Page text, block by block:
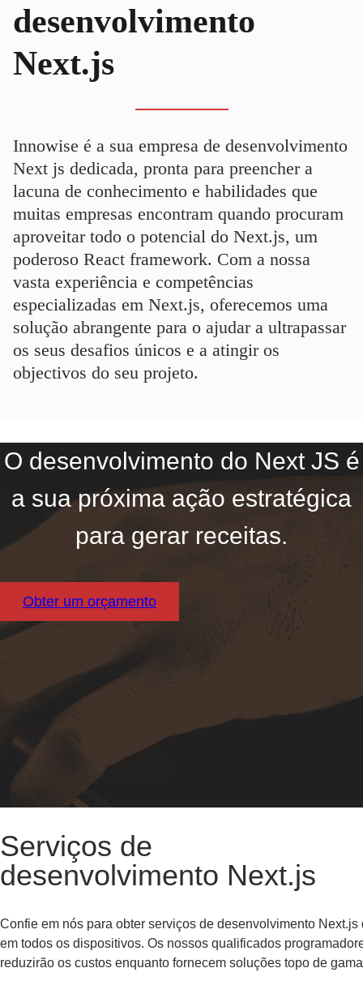
desenvolvimento
Next.js
Innowise é a sua empresa de desenvolvimento
Next js dedicada, pronta para preencher a
lacuna de conhecimento e habilidades que
muitas empresas encontram quando procuram
aproveitar todo o potencial do Next.js, um
poderoso React framework. Com a nossa
vasta experiência e competências
especializadas em Next.js, oferecemos uma
solução abrangente para o ajudar a ultrapassar
os seus desafios únicos e a atingir os
objectivos do seu projeto.
O desenvolvimento do Next JS é
a sua próxima ação estratégica
para gerar receitas.
Obter um orçamento
Serviços de
desenvolvimento Next.js
Confie em nós para obter serviços de desenvolvimento
em todos os dispositivos. Os nossos qualificados
reduzirão os custos enquanto fornecem soluções topo de